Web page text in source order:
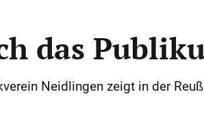
das
Neidlingen zeigt in der